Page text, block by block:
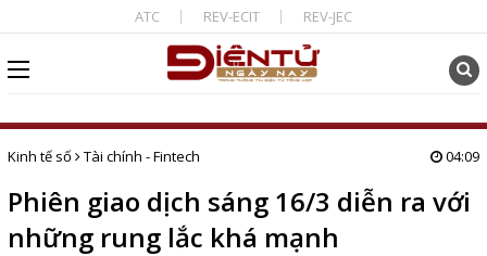
ATC REV-ECIT REV-JEC
Kinh tế số Tài chính - Fintech 04:09
Phiên giao dịch sáng 16/3 diễn ra với
những rung lắc khá mạnh